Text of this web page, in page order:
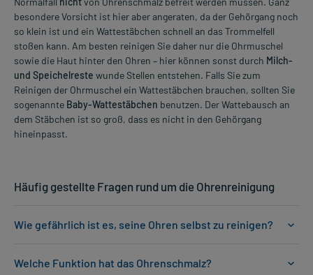
besondere Vorsicht ist hier aber angeraten, da der Gehörgang noch
so klein ist und ein Wattestäbchen schnell an das Trommelfell
stoßen kann. Am besten reinigen Sie daher nur die Ohrmuschel
sowie die Haut hinter den Ohren – hier können sonst durch Milch-
und Speichelreste wunde Stellen entstehen. Falls Sie zum
Reinigen der Ohrmuschel ein Wattestäbchen brauchen, sollten Sie
sogenannte Baby-Wattestäbchen benutzen. Der Wattebausch an
dem Stäbchen ist so groß, dass es nicht in den Gehörgang
hineinpasst.
Häufig gestellte Fragen rund um die Ohrenreinigung
Wie gefährlich ist es, seine Ohren selbst zu reinigen?
Welche Funktion hat das Ohrenschmalz?